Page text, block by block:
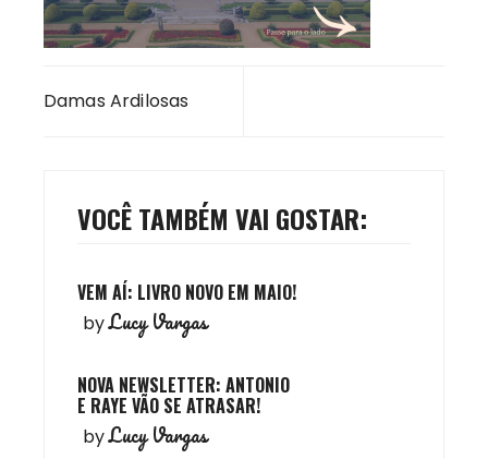
de
Damas Ardilosas
VOCÊ TAMBÉM VAI GOSTAR:
VEM AÍ: LIVRO NOVO EM MAIO!
byLucy Vargas
NOVA NEWSLETTER: ANTONIO
E RAYE VÃO SE ATRASAR!
byLucy Vargas